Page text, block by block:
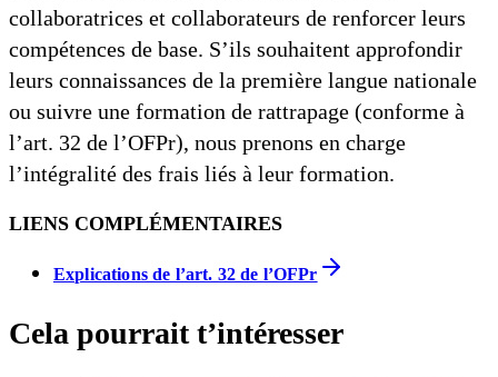
collaboratrices et collaborateurs de renforcer leurs
compétences de base. S’ils souhaitent approfondir
leurs connaissances de la première langue nationale
ou suivre une formation de rattrapage (conforme à
l’art. 32 de l’OFPr), nous prenons en charge
l’intégralité des frais liés à leur formation.
LIENS COMPLÉMENTAIRES
Explications de l’art. 32 de l’OFPr
Cela pourrait t’intéresser